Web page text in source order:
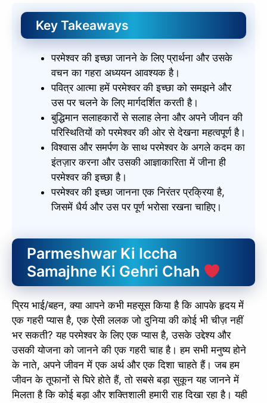
Key Takeaways
परमेश्वर की इच्छा जानने के लिए प्रार्थना और उसके
वचन का गहरा अध्ययन आवश्यक है।
पवित्र आत्मा हमें परमेश्वर की इच्छा को समझने और
उस पर चलने के लिए मार्गदर्शित करती है।
बुद्धिमान सलाहकारों से सलाह लेना और अपने जीवन की
परिस्थितियों को परमेश्वर की ओर से देखना महत्वपूर्ण है।
विश्वास और समर्पण के साथ परमेश्वर के अगले कदम का
इंतज़ार करना और उसकी आज्ञाकारिता में जीना ही
परमेश्वर की इच्छा है।
परमेश्वर की इच्छा जानना एक निरंतर प्रक्रिया है,
जिसमें धैर्य और उस पर पूर्ण भरोसा रखना चाहिए।
Parmeshwar Ki Iccha
Samajhne Ki Gehri Chah
प्रिय भाई/बहन, क्या आपने कभी महसूस किया है कि आपके हृदय में
एक गहरी प्यास है, एक ऐसी ललक जो दुनिया की कोई भी चीज़ नहीं
भर सकती? यह परमेश्वर के लिए एक प्यास है, उसके उद्देश्य और
उसकी योजना को जानने की एक गहरी चाह है। हम सभी मनुष्य होने
के नाते, अपने जीवन में एक अर्थ और एक दिशा चाहते हैं। जब हम
जीवन के तूफानों से घिरे होते हैं, तो सबसे बड़ा सुकून यह जानने में
मिलता है कि कोई बड़ा और शक्तिशाली हमारी राह दिखा रहा है। यही